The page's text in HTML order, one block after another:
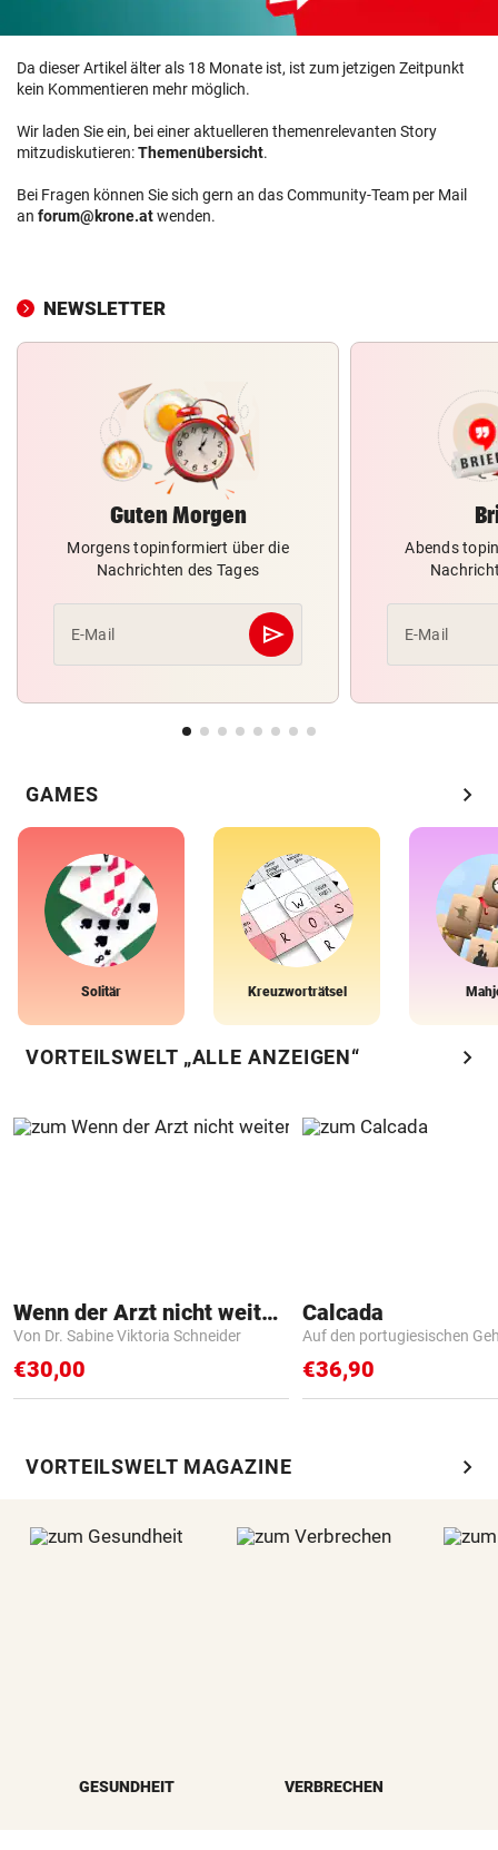
Da dieser Artikel älter als 18 Monate ist, ist zum jetzigen Zeitpunkt
kein Kommentieren mehr möglich.
Wir laden Sie ein, bei einer aktuelleren themenrelevanten Story
mitzudiskutieren:Themenübersicht.
Bei Fragen können Sie sich gern an das Community-Team per Mail
an forum@krone.atwenden.
NEWSLETTER
Guten Morgen
Morgens topinformiert über die
Nachrichten des Tages
E-Mail send
Abschicken
Abends
E-Mail
GAMES chevron_right
Solitär Kreuzworträtsel
VORTEILSWELT „ALLE ANZEIGEN“ chevron_right
Wenn der Arzt nicht weiter weiß
Von Dr. Sabine Viktoria Schneider
€30,00
Calcada
Auf den portugiesischen
€36,90
VORTEILSWELT MAGAZINE chevron_right
GESUNDHEIT VERBRECHEN